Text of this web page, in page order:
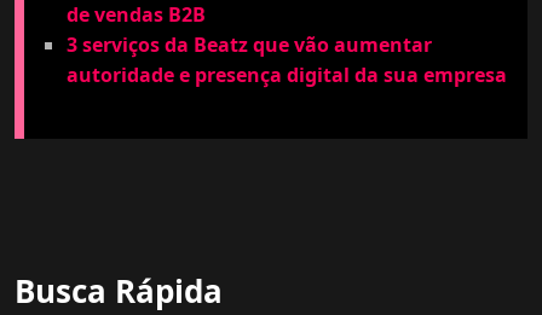
de vendas B2B
3 serviços da Beatz que vão aumentar
autoridade e presença digital da sua empresa
Busca Rápida